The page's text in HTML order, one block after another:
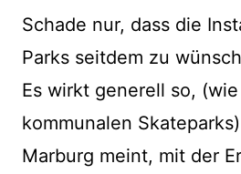
Schade nur, dass die
Parks seitdem zu
Es wirkt generell so,
kommunalen
Marburg meint, mit der